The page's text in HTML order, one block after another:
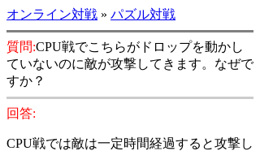
オンライン対戦 » パズル対戦
質問:CPU戦でこちらがドロップを動かし
ていないのに敵が攻撃してきます。なぜで
すか？
回答:
CPU戦では敵は一定時間経過すると攻撃し